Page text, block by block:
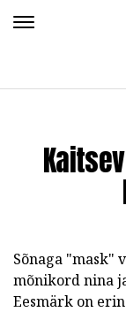
Sõnaga "mask"
mõnikord nina
Eesmärk on